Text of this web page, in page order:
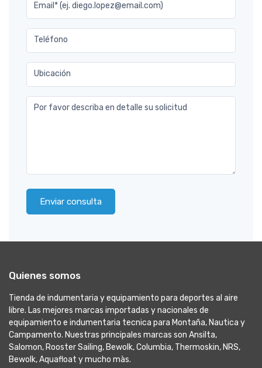
Email* (ej. diego.lopez@email.com)
Teléfono
Ubicación
Por favor describa en detalle su solicitud
Enviar consulta
Quienes somos
Tienda de indumentaria y equipamiento para deportes al aire
libre. Las mejores marcas importadas y nacionales de
equipamiento e indumentaria tecnica para Montaña, Nautica y
Campamento. Nuestras principales marcas son Ansilta,
Salomon, Rooster Sailing, Bewolk, Columbia, Thermoskin, NRS,
Bewolk, Aquafloat y mucho màs.